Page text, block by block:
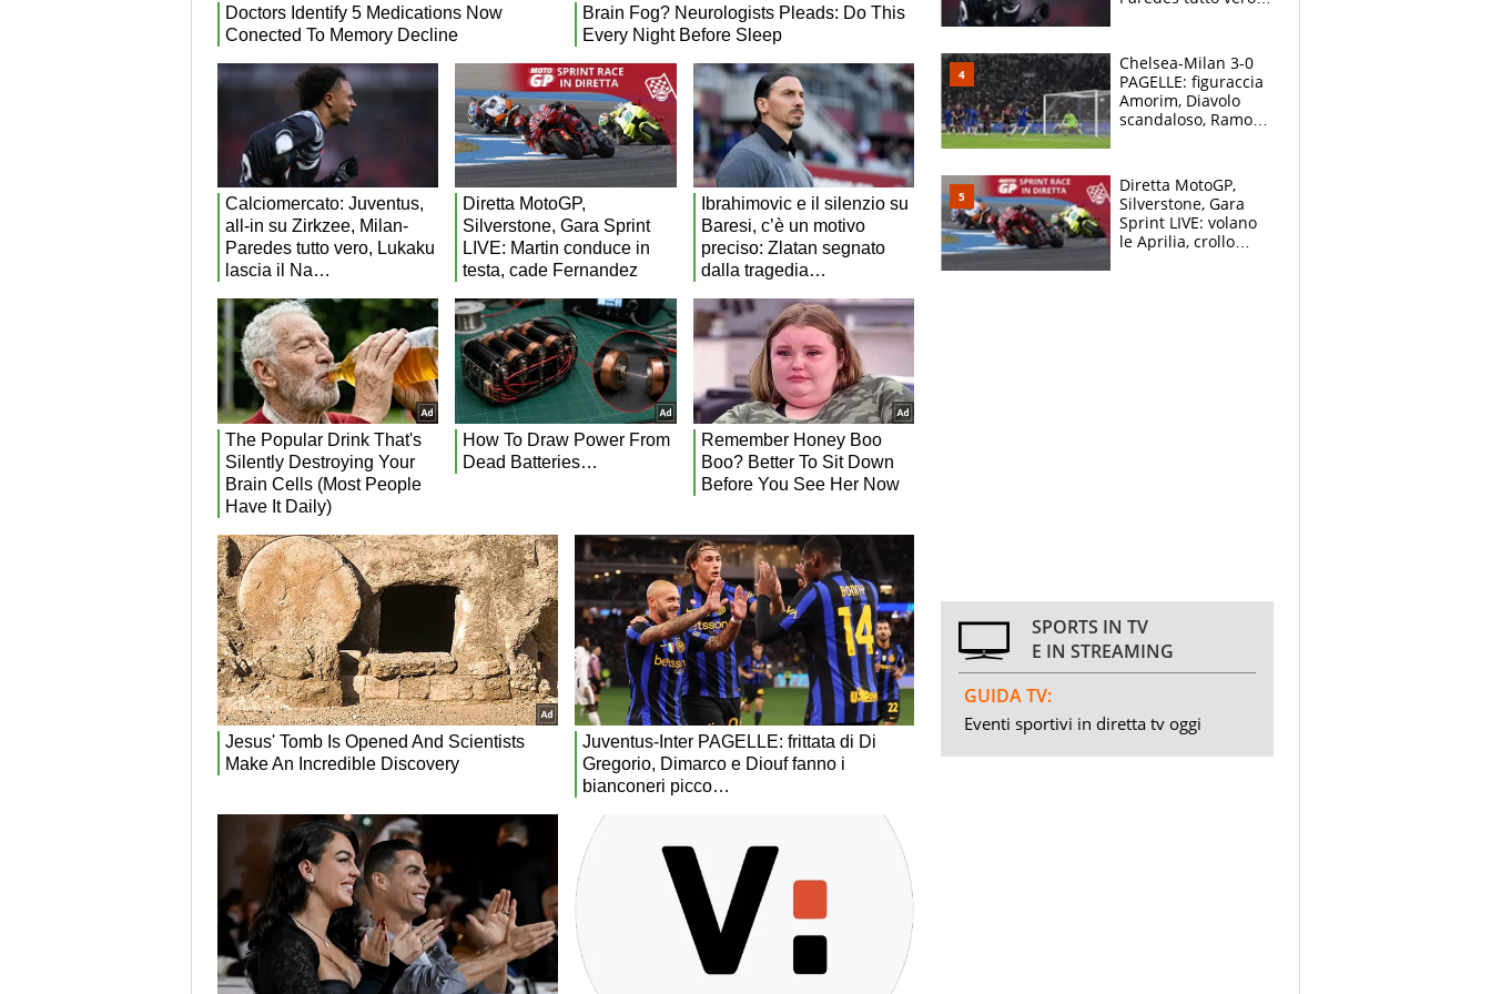
Chelsea-Milan 3-0
PAGELLE: figuraccia
Amorim, Diavolo
scandaloso, Ramos
Diretta MotoGP,
Silverstone, Gara
Sprint LIVE: volano
le Aprilia, crollo
SPORTS IN TV
E IN STREAMING
GUIDA TV:
Eventi sportivi in diretta tv oggi